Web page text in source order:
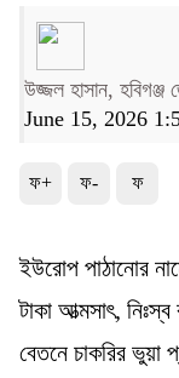
উজ্জল হাসান, হবিগঞ্জ
June 15, 2026
ফ+ ফ- ফ
ইউরোপ পাঠানোর
টাকা আত্মসাৎ,
বেতনে চাকরির ভুয়া